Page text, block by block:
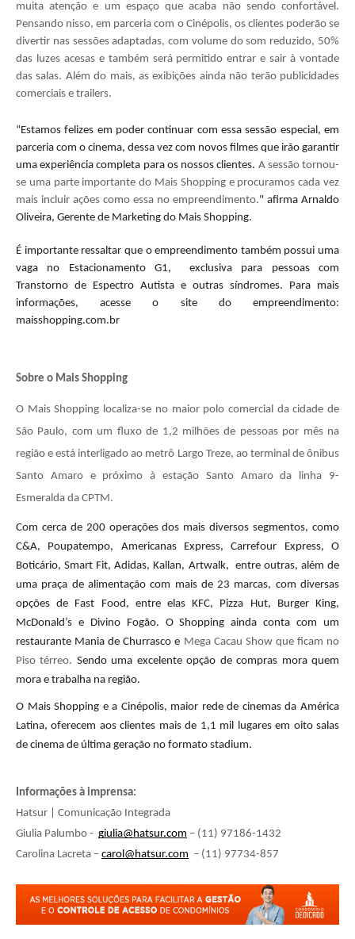
muita atenção e um espaço que acaba não sendo confortável.
Pensando nisso, em parceria com o Cinépolis, os clientes poderão se
divertir nas sessões adaptadas, com volume do som reduzido, 50%
das luzes acesas e também será permitido entrar e sair à vontade
das salas. Além do mais, as exibições ainda não terão publicidades
comerciais e trailers.
“Estamos felizes em poder continuar com essa sessão especial, em
parceria com o cinema, dessa vez com novos filmes que irão garantir
uma experiência completa para os nossos clientes. A sessão tornou-
se uma parte importante do Mais Shopping e procuramos cada vez
mais incluir ações como essa no empreendimento." afirma Arnaldo
Oliveira, Gerente de Marketing do Mais Shopping.
É importante ressaltar que o empreendimento também possui uma
vaga no Estacionamento G1, exclusiva para pessoas com
Transtorno de Espectro Autista e outras síndromes. Para mais
informações, acesse o site do empreendimento:
maisshopping.com.br
Sobre o Mais Shopping
O Mais Shopping localiza-se no maior polo comercial da cidade de
São Paulo, com um fluxo de 1,2 milhões de pessoas por mês na
região e está interligado ao metrô Largo Treze, ao terminal de ônibus
Santo Amaro e próximo à estação Santo Amaro da linha 9-
Esmeralda da CPTM.
Com cerca de 200 operações dos mais diversos segmentos, como
C&A, Poupatempo, Americanas Express, Carrefour Express, O
Boticário, Smart Fit, Adidas, Kallan, Artwalk, entre outras, além de
uma praça de alimentação com mais de 23 marcas, com diversas
opções de Fast Food, entre elas KFC, Pizza Hut, Burger King,
McDonald’s e Divino Fogão. O Shopping ainda conta com um
restaurante Mania de Churrasco e Mega Cacau Show que ficam no
Piso térreo. Sendo uma excelente opção de compras mora quem
mora e trabalha na região.
O Mais Shopping e a Cinépolis, maior rede de cinemas da América
Latina, oferecem aos clientes mais de 1,1 mil lugares em oito salas
de cinema de última geração no formato stadium.
Informações à imprensa:
Hatsur | Comunicação Integrada
Giulia Palumbo - giulia@hatsur.com – (11) 97186-1432
Carolina Lacreta – carol@hatsur.com – (11) 97734-857